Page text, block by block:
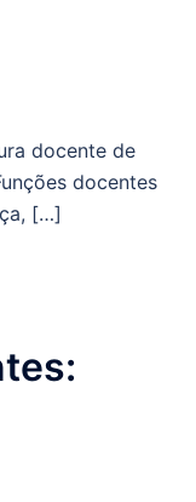
docente de
docentes
[…]